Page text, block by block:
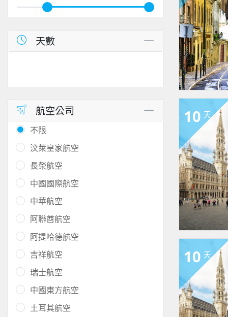
天數
航空公司
不限
汶萊皇家航空
長榮航空
中國國際航空
中華航空
阿聯酋航空
阿提哈德航空
吉祥航空
瑞士航空
中國東方航空
土耳其航空
10 天
10 天